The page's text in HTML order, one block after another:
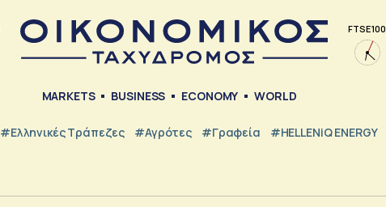
FTSE 100
MARKETS BUSINESS ECONOMY WORLD
#ελληνικές Τράπεζες #Αγρότες #Γραφεία #HELLENiQ ENERGY